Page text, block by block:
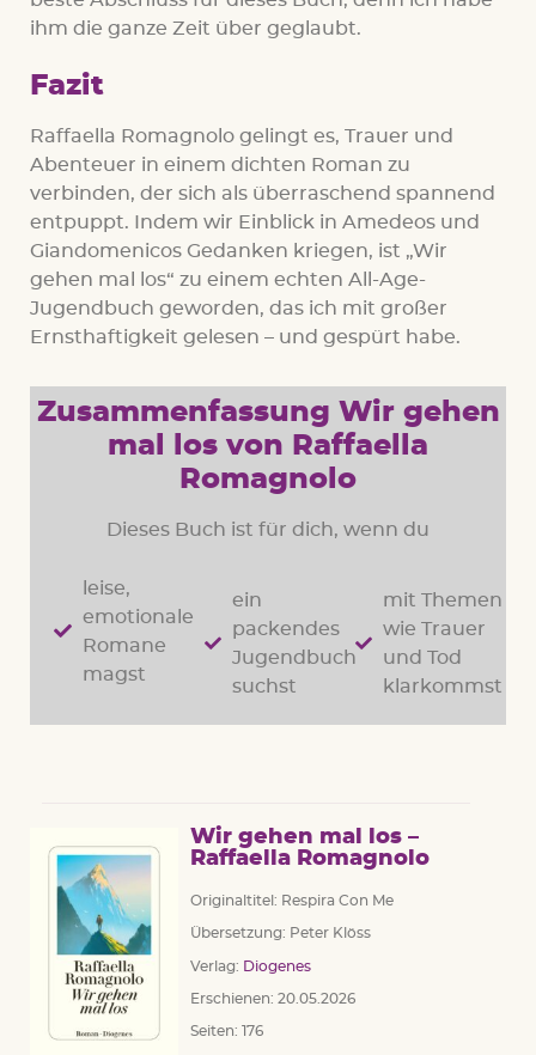
ihm die ganze Zeit über geglaubt.
Fazit
Raffaella Romagnolo gelingt es, Trauer und
Abenteuer in einem dichten Roman zu
verbinden, der sich als überraschend spannend
entpuppt. Indem wir Einblick in Amedeos und
Giandomenicos Gedanken kriegen, ist „Wir
gehen mal los“ zu einem echten All-Age-
Jugendbuch geworden, das ich mit großer
Ernsthaftigkeit gelesen – und gespürt habe.
Zusammenfassung Wir gehen
mal los von Raffaella
Romagnolo
Dieses Buch ist für dich, wenn du
leise,
emotionale
Romane
magst
ein
packendes
Jugendbuch
suchst
mit Themen
wie Trauer
und Tod
klarkommst
Wir gehen mal los –
Raffaella Romagnolo
Originaltitel: Respira Con Me
Übersetzung: Peter Klöss
Verlag: Diogenes
Erschienen: 20.05.2026
Seiten: 176